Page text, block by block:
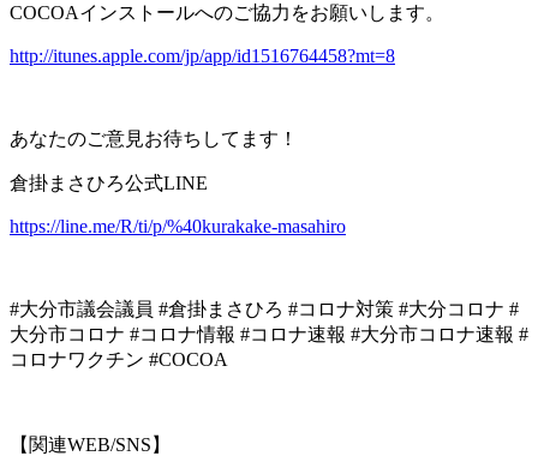
COCOAインストールへのご協力をお願いします。
http://itunes.apple.com/jp/app/id1516764458?mt=8
あなたのご意見お待ちしてます！
倉掛まさひろ公式LINE
https://line.me/R/ti/p/%40kurakake-masahiro
#大分市議会議員 #倉掛まさひろ #コロナ対策 #大分コロナ #
大分市コロナ #コロナ情報 #コロナ速報 #大分市コロナ速報 #
コロナワクチン #COCOA
【関連WEB/SNS 】